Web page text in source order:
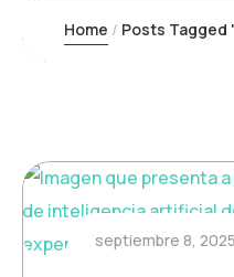
Home Posts Tagged
septiembre 8, 2025